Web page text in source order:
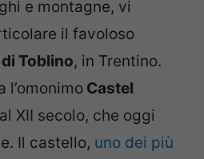
e montagne, vi
il favoloso
Toblino, in Trentino.
l’omonimo Castel
XII secolo, che oggi
Il castello, uno dei più